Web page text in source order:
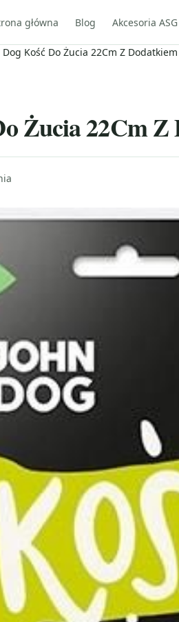
główna Blog Akcesoria ASG
Dog Kość Do Żucia 22Cm Z
Żucia 22Cm